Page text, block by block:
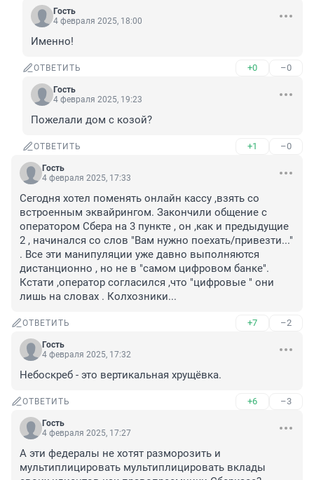
Гость
4 февраля 2025, 18:00
Именно!
ОТВЕТИТЬ +0 –0
Гость
4 февраля 2025, 19:23
Пожелали дом с козой?
ОТВЕТИТЬ +1 –0
Гость
4 февраля 2025, 17:33
Сегодня хотел поменять онлайн кассу ,взять со
встроенным эквайрингом. Закончили общение с
оператором Сбера на 3 пункте , он ,как и предыдущие
2 , начинался со слов "Вам нужно поехать/привезти..."
. Все эти манипуляции уже давно выполняются
дистанционно , но не в "самом цифровом банке".
Кстати ,оператор согласился ,что "цифровые " они
лишь на словах . Колхозники...
ОТВЕТИТЬ +7 –2
Гость
4 февраля 2025, 17:32
Небоскреб - это вертикальная хрущёвка.
ОТВЕТИТЬ +6 –3
Гость
4 февраля 2025, 17:27
А эти федералы не хотят разморозить и
мультиплицировать мультиплицировать вклады